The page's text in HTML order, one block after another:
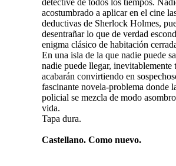
detective de todos los tiempos.
acostumbrado a aplicar en el cine
deductivas de Sherlock Holmes,
desentrañar lo que de verdad
enigma clásico de habitación
En una isla de la que nadie puede
nadie puede llegar, inevitablemente
acabarán convirtiendo en
fascinante novela-problema donde
policial se mezcla de modo
vida.
Tapa dura.
Castellano. Como nuevo.